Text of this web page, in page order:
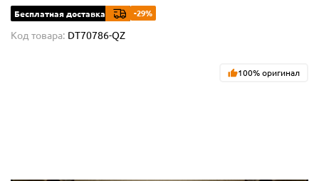
Бесплатная доставка -29%
Код товара: DT70786-QZ
100% оригинал